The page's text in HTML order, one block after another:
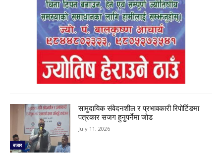
बजार
सामुदायिक संवेदनशील र प्रभावकारी रिपोर्टिङमा
पत्रकार सजग हुनुपर्नेमा जोड
July 11, 2026